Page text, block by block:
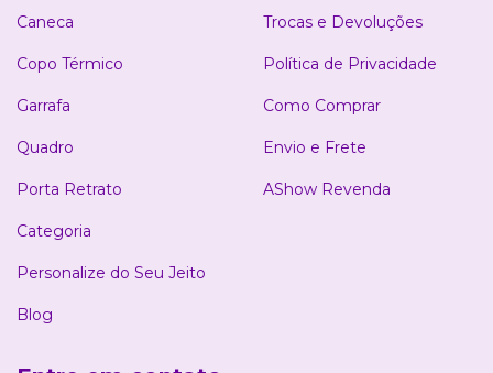
Caneca
Copo Térmico
Garrafa
Quadro
Porta Retrato
Categoria
Personalize do Seu Jeito
Blog
Trocas e Devoluções
Política de Privacidade
Como Comprar
Envio e Frete
AShow Revenda